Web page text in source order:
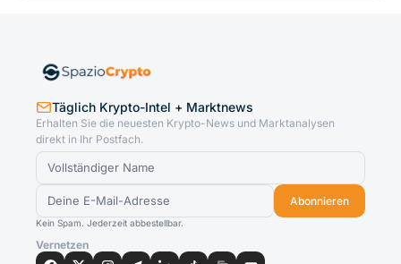
Täglich Krypto-Intel + Marktnews
Erhalten Sie die neuesten Krypto-News und Marktanalysen
direkt in Ihr Postfach.
Abonnieren
Kein Spam. Jederzeit abbestellbar.
Vernetzen